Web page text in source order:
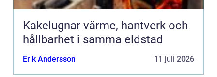
Kakelugnar värme, hantverk och
hållbarhet i samma eldstad
Erik Andersson 11 juli 2026